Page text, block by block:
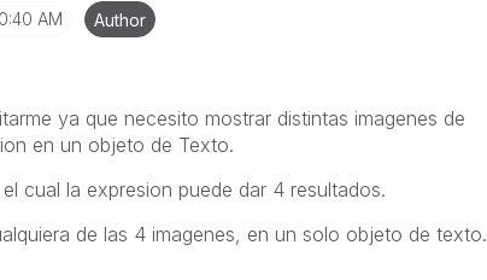
AM Author
ya que necesito mostrar distintas imagenes de
en un objeto de Texto.
cual la expresion puede dar 4 resultados.
de las 4 imagenes, en un solo objeto de texto.